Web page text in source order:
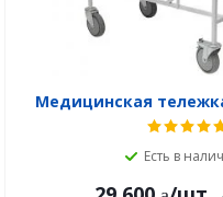
Медицинская
Есть в